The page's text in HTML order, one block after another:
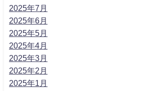
2025年7月
2025年6月
2025年5月
2025年4月
2025年3月
2025年2月
2025年1月